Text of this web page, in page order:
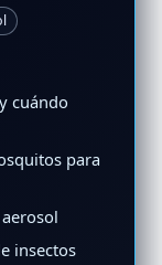
cuándo
para
insectos